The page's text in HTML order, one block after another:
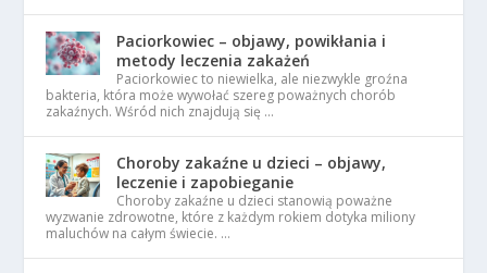
Paciorkowiec – objawy, powikłania i
metody leczenia zakażeń
Paciorkowiec to niewielka, ale niezwykle groźna
bakteria, która może wywołać szereg poważnych chorób
zakaźnych. Wśród nich znajdują się …
Choroby zakaźne u dzieci – objawy,
leczenie i zapobieganie
Choroby zakaźne u dzieci stanowią poważne
wyzwanie zdrowotne, które z każdym rokiem dotyka miliony
maluchów na całym świecie. …